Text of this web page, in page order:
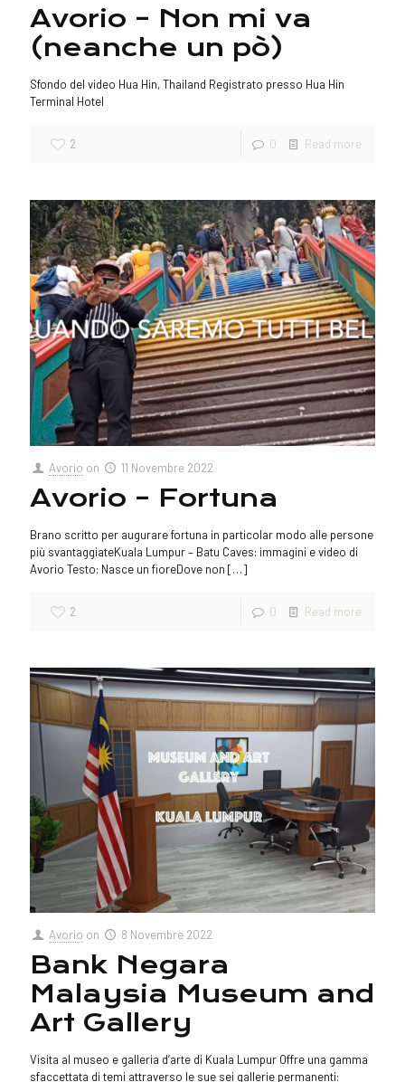
Avorio – Non mi va
(neanche un pò)
Sfondo del video Hua Hin, Thailand Registrato presso Hua Hin
Terminal Hotel
2 0 Read more
Avorio on 11 Novembre 2022
Avorio – Fortuna
Brano scritto per augurare fortuna in particolar modo alle persone
più svantaggiateKuala Lumpur – Batu Caves: immagini e video di
Avorio Testo: Nasce un fioreDove non […]
2 0 Read more
Avorio on 8 Novembre 2022
Bank Negara
Malaysia Museum and
Art Gallery
Visita al museo e galleria d’arte di Kuala Lumpur Offre una gamma
sfaccettata di temi attraverso le sue sei gallerie permanenti: